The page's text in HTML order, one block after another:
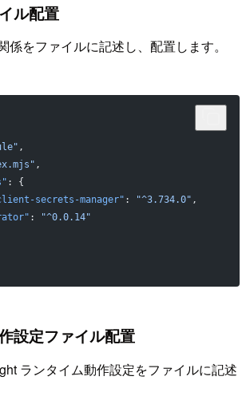
ル配置
係をファイルに記述し、配置します。
,
,
: {
secrets-manager"
: "^3.734.0" ,
:
"^0.0.14"
設定ファイル配置
ランタイム動作設定をファイルに記述